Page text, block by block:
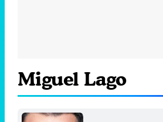
Miguel Lago